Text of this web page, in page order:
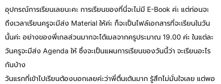
อุปกรณ์การเรียนเลยนะคะ การเรียนของที่นี่จะไม่มี E-Book ค่ะ แต่ก่อนจะ
ถึงเวลาเรียนครูจะมีส่ง Material ให้ค่ะ ก็จะเป็นไฟล์เอกสารที่จะเรียนในวัน
นั้นค่ะ อย่างของพี่เกลส่วนมากจะได้เมลจากครูประมาณ 19.00 ค่ะ ในแต่ละ
วันครูจะมีส่ง Agenda ให้ ซึ่งจะเป็นแผนการเรียนของวันนี้ว่า จะเรียนอะไร
กันบ้าง
วันแรกที่เข้าไปเรียนต้องบอกเลยค่ะว่าพี่ตื่นเต้นมาก รู้สึกไม่มั่นใจเลย แต่พอ